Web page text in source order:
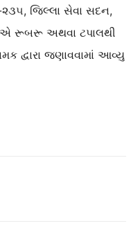
જિલ્લા સેવા સદન,
એ રૂબરૂ અથવા ટપાલથી
દ્વારા જણાવવામાં આવ્યુ